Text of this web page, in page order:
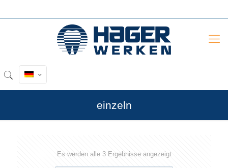
einzeln
Es werden alle 3 Ergebnisse angezeigt